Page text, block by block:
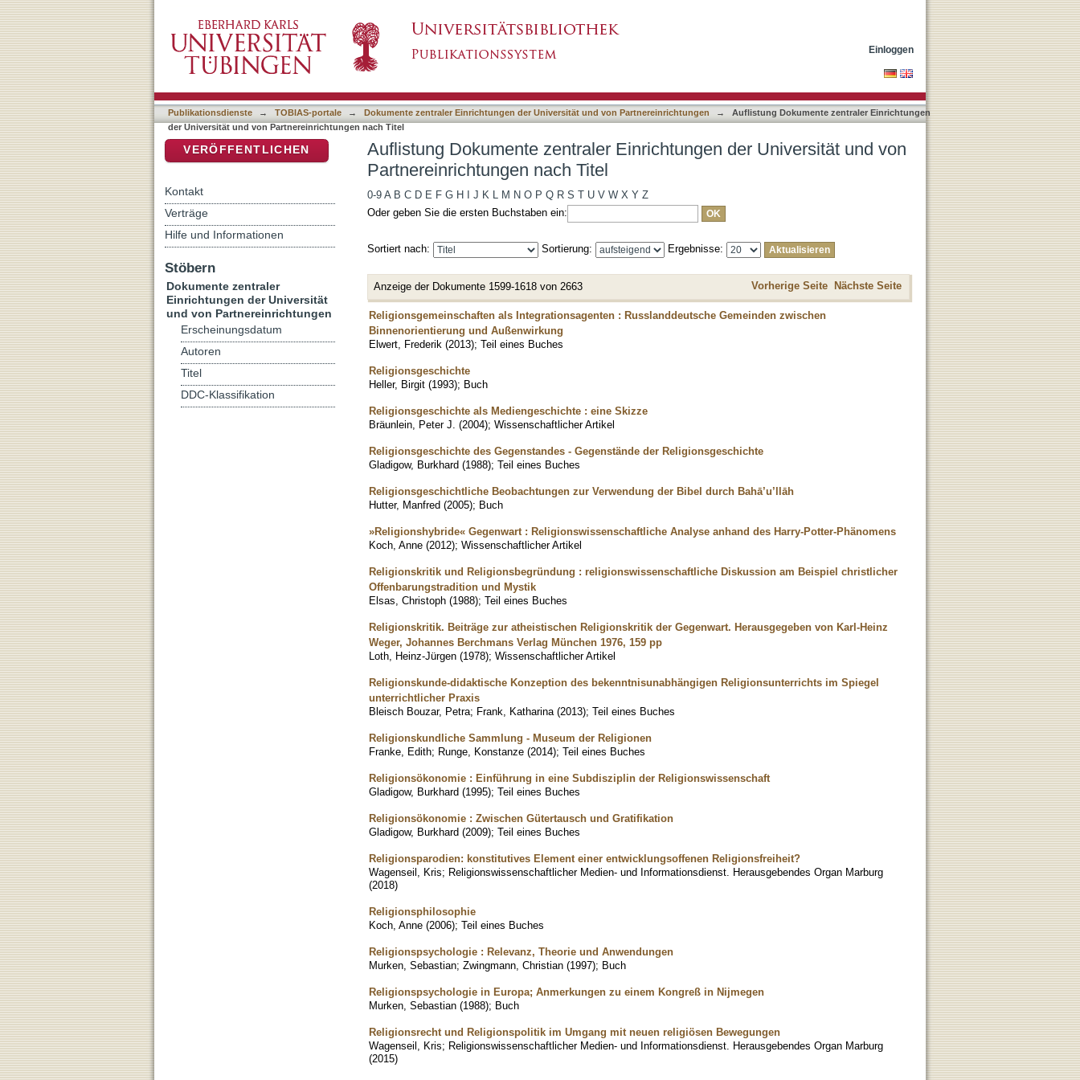
Titel
Einloggen
Publikationsdienste → TOBIAS-portale → Dokumente zentraler Einrichtungen der Universität und von Partnereinrichtungen →
Auflistung Dokumente zentraler Einrichtungen
der Universität und von Partnereinrichtungen nach Titel
Auflistung Dokumente zentraler Einrichtungen der Universität und von
Partnereinrichtungen nach Titel
0-9 A B C D E F G H J K L M N O P Q R S T U V W X Y Z
Oder geben Sie die ersten Buchstaben ein:
Sortiert nach: Sortierung: Ergebnisse:
Anzeige der Dokumente 1599-1618 von 2663 Vorherige Seite Nächste Seite
Religionsgemeinschaften als Integrationsagenten : Russlanddeutsche Gemeinden zwischen
Binnenorientierung und Außenwirkung
Elwert, Frederik (2013); Teil eines Buches
Religionsgeschichte
Heller, Birgit (1993); Buch
Religionsgeschichte als Mediengeschichte : eine Skizze
Bräunlein, Peter J. (2004); Wissenschaftlicher Artikel
Religionsgeschichte des Gegenstandes - Gegenstände der Religionsgeschichte
Gladigow, Burkhard (1988); Teil eines Buches
Religionsgeschichtliche Beobachtungen zur Verwendung der Bibel durch Bahā’u’llāh
Hutter, Manfred (2005); Buch
»Religionshybride« Gegenwart : Religionswissenschaftliche Analyse anhand des Harry-Potter-Phänomens
Koch, Anne (2012); Wissenschaftlicher Artikel
Religionskritik und Religionsbegründung : religionswissenschaftliche Diskussion am Beispiel christlicher
Offenbarungstradition und Mystik
Elsas, Christoph (1988); Teil eines Buches
Religionskritik. Beiträge zur atheistischen Religionskritik der Gegenwart. Herausgegeben von Karl-Heinz
Weger, Johannes Berchmans Verlag München 1976, 159 pp
Loth, Heinz-Jürgen (1978); Wissenschaftlicher Artikel
Religionskunde-didaktische Konzeption des bekenntnisunabhängigen Religionsunterrichts im Spiegel
unterrichtlicher Praxis
Bleisch Bouzar, Petra; Frank, Katharina (2013); Teil eines Buches
Religionskundliche Sammlung - Museum der Religionen
Franke, Edith; Runge, Konstanze (2014); Teil eines Buches
Religionsökonomie : Einführung in eine Subdisziplin der Religionswissenschaft
Gladigow, Burkhard (1995); Teil eines Buches
Religionsökonomie : Zwischen Gütertausch und Gratifikation
Gladigow, Burkhard (2009); Teil eines Buches
Religionsparodien: konstitutives Element einer entwicklungsoffenen Religionsfreiheit?
Wagenseil, Kris; Religionswissenschaftlicher Medien- und Informationsdienst. Herausgebendes Organ Marburg
(2018)
Religionsphilosophie
Koch, Anne (2006); Teil eines Buches
Religionspsychologie : Relevanz, Theorie und Anwendungen
Murken, Sebastian; Zwingmann, Christian (1997); Buch
Religionspsychologie in Europa; Anmerkungen zu einem Kongreß in Nijmegen
Murken, Sebastian (1988); Buch
Religionsrecht und Religionspolitik im Umgang mit neuen religiösen Bewegungen
Wagenseil, Kris; Religionswissenschaftlicher Medien- und Informationsdienst. Herausgebendes Organ Marburg
(2015)
VERÖFFENTLICHEN
Kontakt
Verträge
Hilfe und Informationen
Stöbern
Dokumente zentraler
Einrichtungen der Universität
und von Partnereinrichtungen
Erscheinungsdatum
Autoren
Titel
DDC-Klassifikation